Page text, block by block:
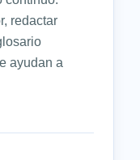
redactar
ayudan a